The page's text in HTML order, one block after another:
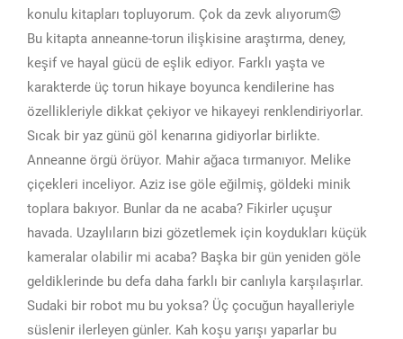
konulu kitapları topluyorum. Çok da zevk alıyorum😍
Bu kitapta anneanne-torun ilişkisine araştırma, deney,
keşif ve hayal gücü de eşlik ediyor. Farklı yaşta ve
karakterde üç torun hikaye boyunca kendilerine has
özellikleriyle dikkat çekiyor ve hikayeyi renklendiriyorlar.
Sıcak bir yaz günü göl kenarına gidiyorlar birlikte.
Anneanne örgü örüyor. Mahir ağaca tırmanıyor. Melike
çiçekleri inceliyor. Aziz ise göle eğilmiş, göldeki minik
toplara bakıyor. Bunlar da ne acaba? Fikirler uçuşur
havada. Uzaylıların bizi gözetlemek için koydukları küçük
kameralar olabilir mi acaba? Başka bir gün yeniden göle
geldiklerinde bu defa daha farklı bir canlıyla karşılaşırlar.
Sudaki bir robot mu bu yoksa? Üç çocuğun hayalleriyle
süslenir ilerleyen günler. Kah koşu yarışı yaparlar bu